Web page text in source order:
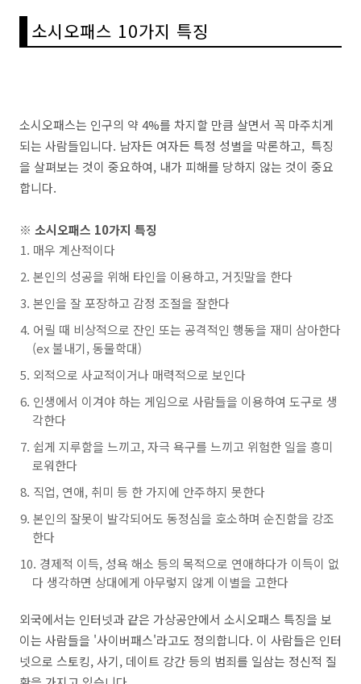
소시오패스 10가지 특징
소시오패스는 인구의 약 4%를 차지할 만큼 살면서 꼭 마주치게
되는 사람들입니다. 남자든 여자든 특정 성별을 막론하고, 특징
을 살펴보는 것이 중요하여, 내가 피해를 당하지 않는 것이 중요
합니다.
※ 소시오패스 10가지 특징
매우 계산적이다
본인의 성공을 위해 타인을 이용하고, 거짓말을 한다
본인을 잘 포장하고 감정 조절을 잘한다
어릴 때 비상적으로 잔인 또는 공격적인 행동을 재미 삼아한다
(ex 불내기, 동물학대)
외적으로 사교적이거나 매력적으로 보인다
인생에서 이겨야 하는 게임으로 사람들을 이용하여 도구로 생
각한다
쉽게 지루함을 느끼고, 자극 욕구를 느끼고 위험한 일을 흥미
로워한다
직업, 연애, 취미 등 한 가지에 안주하지 못한다
본인의 잘못이 발각되어도 동정심을 호소하며 순진함을 강조
한다
경제적 이득, 성욕 해소 등의 목적으로 연애하다가 이득이 없
다 생각하면 상대에게 아무렇지 않게 이별을 고한다
외국에서는 인터넷과 같은 가상공안에서 소시오패스 특징을 보
이는 사람들을 '사이버패스'라고도 정의합니다. 이 사람들은 인터
넷으로 스토킹, 사기, 데이트 강간 등의 범죄를 일삼는 정신적 질